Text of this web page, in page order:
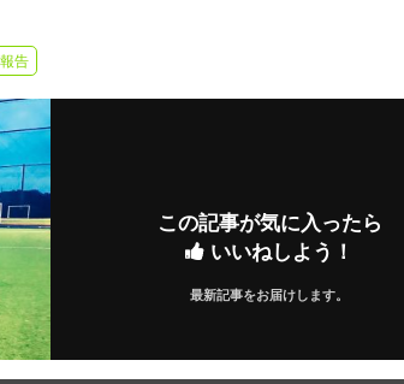
告
この記事が気に入ったら
いいねしよう！
最新記事をお届けします。